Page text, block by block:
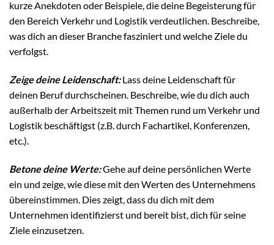
kurze Anekdoten oder Beispiele, die deine Begeisterung für
den Bereich Verkehr und Logistik verdeutlichen. Beschreibe,
was dich an dieser Branche fasziniert und welche Ziele du
verfolgst.
Zeige deine Leidenschaft:Lass deine Leidenschaft für
deinen Beruf durchscheinen. Beschreibe, wie du dich auch
außerhalb der Arbeitszeit mit Themen rund um Verkehr und
Logistik beschäftigst (z.B. durch Fachartikel, Konferenzen,
etc.).
Betone deine Werte:Gehe auf deine persönlichen Werte
ein und zeige, wie diese mit den Werten des Unternehmens
übereinstimmen. Dies zeigt, dass du dich mit dem
Unternehmen identifizierst und bereit bist, dich für seine
Ziele einzusetzen.